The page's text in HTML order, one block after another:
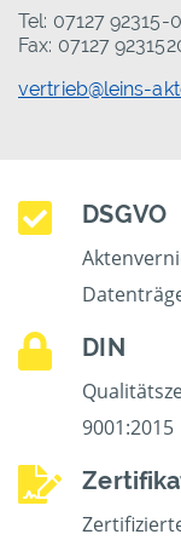
Tel: 07127 92315-0
Fax: 07127
vertrieb@leins-
DSGVO
DIN
9001:2015